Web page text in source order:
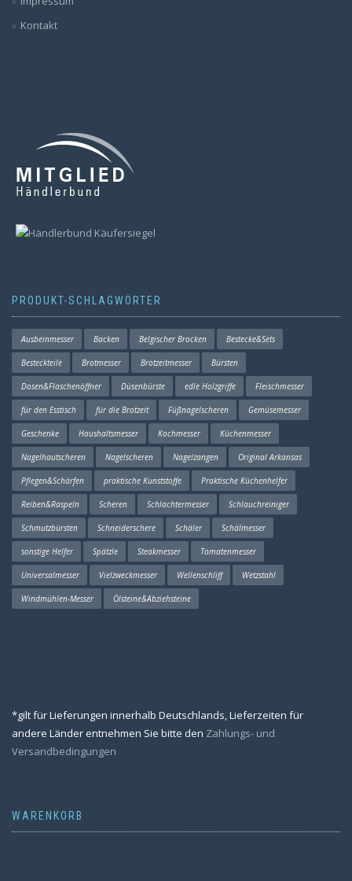
Kontakt
PRODUKT-SCHLAGWÖRTER
Ausbeinmesser Backen Belgischer Brocken Bestecke&Sets
Besteckteile Brotmesser Brotzeitmesser Bürsten
Dosen&Flaschenöffner Düsenbürste edle Holzgriffe Fleischmesser
für den Esstisch für die Brotzeit Füßnagelscheren Gemüsemesser
Geschenke Haushaltsmesser Kochmesser Küchenmesser
Nagelhautscheren Nagelscheren Nagelzangen Original Arkansas
Pflegen&Schärfen praktische Kunststoffe Praktische Küchenhelfer
Reiben&Raspeln Scheren Schlachtermesser Schlauchreiniger
Schmutzbürsten Schneiderschere Schäler Schälmesser
sonstige Helfer Spätzle Steakmesser Tomatenmesser
Universalmesser Vielzweckmesser Wellenschliff Wetzstahl
Windmühlen-Messer Ölsteine&Abziehsteine
*gilt für Lieferungen innerhalb Deutschlands, Lieferzeiten für
andere Länder entnehmen Sie bitte den Zahlungs- und
Versandbedingungen
WARENKORB